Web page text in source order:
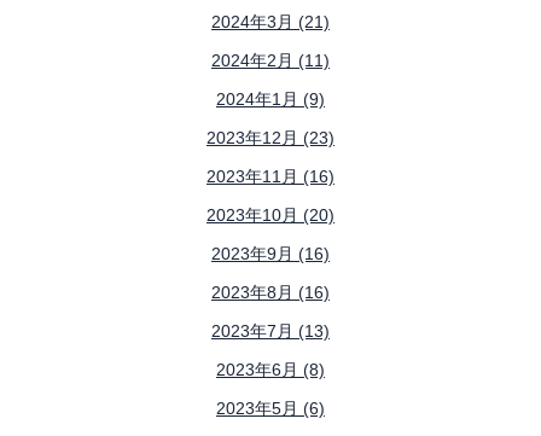
2024年3月 (21)
2024年2月 (11)
2024年1月 (9)
2023年12月 (23)
2023年11月 (16)
2023年10月 (20)
2023年9月 (16)
2023年8月 (16)
2023年7月 (13)
2023年6月 (8)
2023年5月 (6)